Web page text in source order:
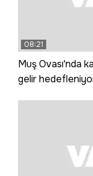
08:21
Muş Ovası'nda
gelir